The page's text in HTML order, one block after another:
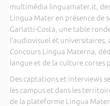
multimédia linguamater.it,
Lingua Mater en présence de
Garlatti-Costa, une table
l’audiovisuel et universitaires,
Concours Lingua Materna,
langue et de la culture corses
Des captations et interviews
les campus et dans les
de la plateforme Lingua